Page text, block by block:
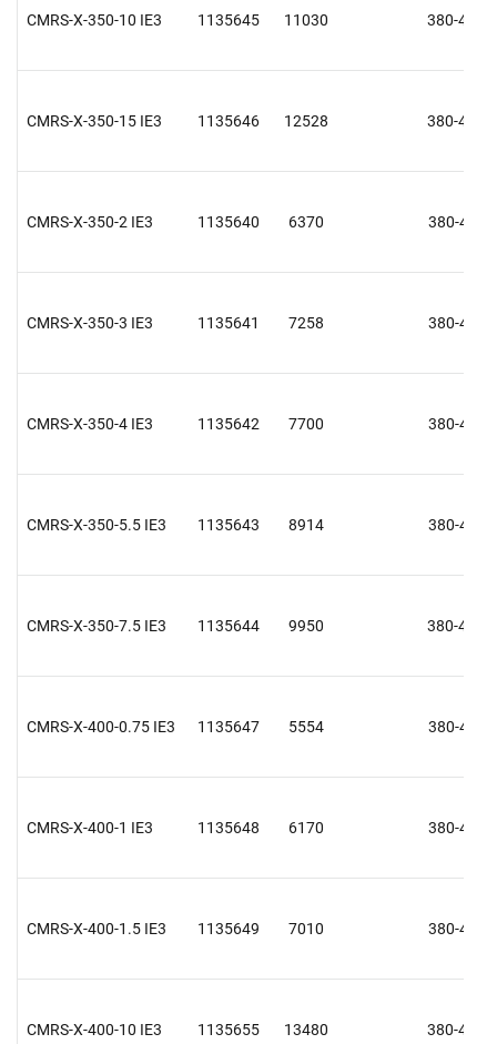
CMRS-X-350-10 IE3 1135645 11030 380-415
CMRS-X-350-15 IE3 1135646 12528 380-415
CMRS-X-350-2 IE3 1135640 6370 380-415
CMRS-X-350-3 IE3 1135641 7258 380-415
CMRS-X-350-4 IE3 1135642 7700 380-415
CMRS-X-350-5.5 IE3 1135643 8914 380-415
CMRS-X-350-7.5 IE3 1135644 9950 380-415
CMRS-X-400-0.75 IE3 1135647 5554 380-415
CMRS-X-400-1 IE3 1135648 6170 380-415
CMRS-X-400-1.5 IE3 1135649 7010 380-415
CMRS-X-400-10 IE3 1135655 13480 380-415